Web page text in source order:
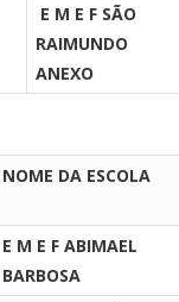
E M E F SÃO
RAIMUNDO
ANEXO
NOME DA ESCOLA
E M E F ABIMAEL
BARBOSA